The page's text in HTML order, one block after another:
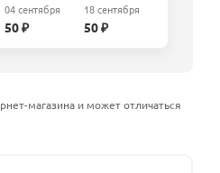
04 сентября
50 ₽
18 сентября
50 ₽
магазина и может отличаться